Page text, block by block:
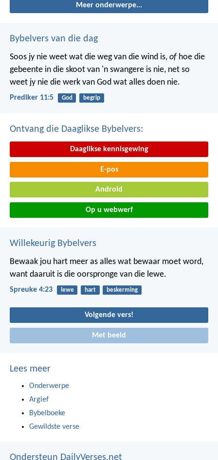
Meer onderwerpe...
Bybelvers van die dag
Soos jy nie weet wat die weg van die wind is, of hoe die
gebeente in die skoot van 'n swangere is nie, net so
weet jy nie die werk van God wat alles doen nie.
Prediker 11:5 God begrip
Ontvang die Daaglikse Bybelvers:
Daaglikse kennisgewing
E-pos
Android
Op u webwerf
Willekeurig Bybelvers
Bewaak jou hart meer as alles wat bewaar moet word,
want daaruit is die oorspronge van die lewe.
Spreuke 4:23 lewe hart beskerming
Volgende vers!
Met beeld
Lees meer
Onderwerpe
Argief
Bybelboeke
Gewildste verse
Ondersteun DailyVerses.net